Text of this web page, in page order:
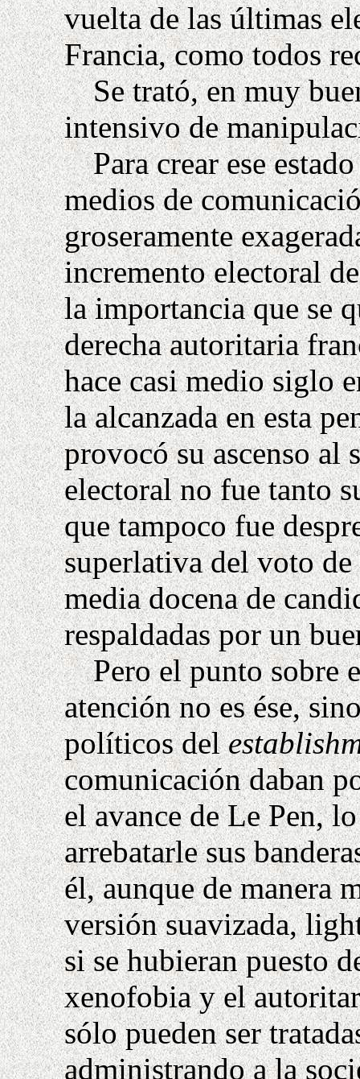
vuelta de las últimas
Francia, como todos
Se trató, en muy
intensivo de
Para crear ese
medios de
groseramente
incremento electoral
la importancia que se
derecha autoritaria
hace casi medio siglo
la alcanzada en esta
provocó su ascenso al
electoral no fue tanto
que tampoco fue
superlativa del voto
media docena de
respaldadas por un
Pero el punto sobre
atención no es ése,
políticos del
comunicación daban
el avance de Le Pen,
arrebatarle sus
él, aunque de manera
versión suavizada,
si se hubieran puesto
xenofobia y el
sólo pueden ser
administrando a la